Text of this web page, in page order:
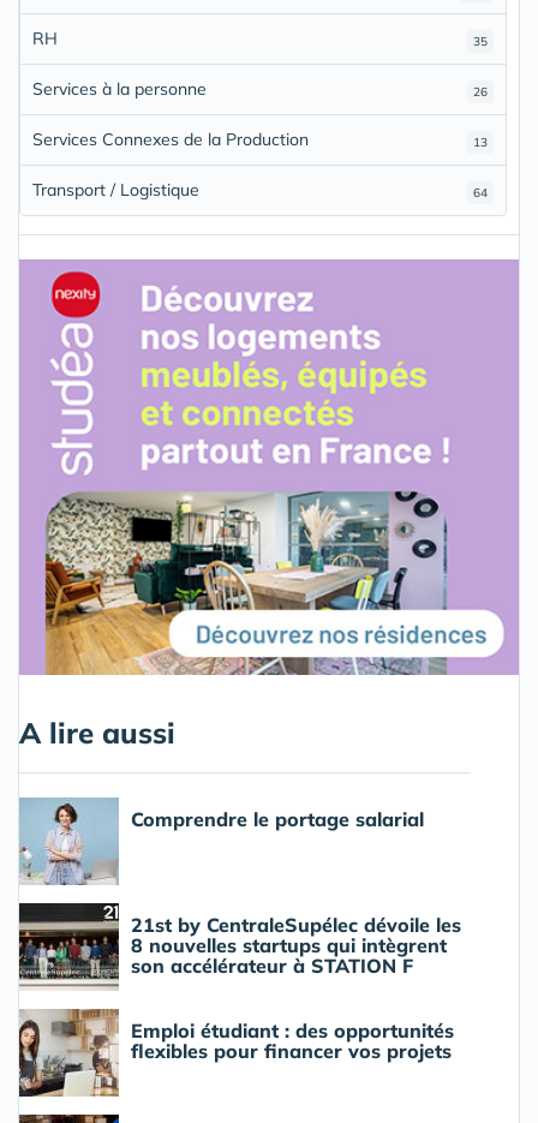
35
RH
26
Services à la personne
13
Services Connexes de la Production
64
Transport / Logistique
A lire aussi
Comprendre le portage salarial
21st by CentraleSupélec dévoile les
8 nouvelles startups qui intègrent
son accélérateur à STATION F
Emploi étudiant : des opportunités
flexibles pour financer vos projets